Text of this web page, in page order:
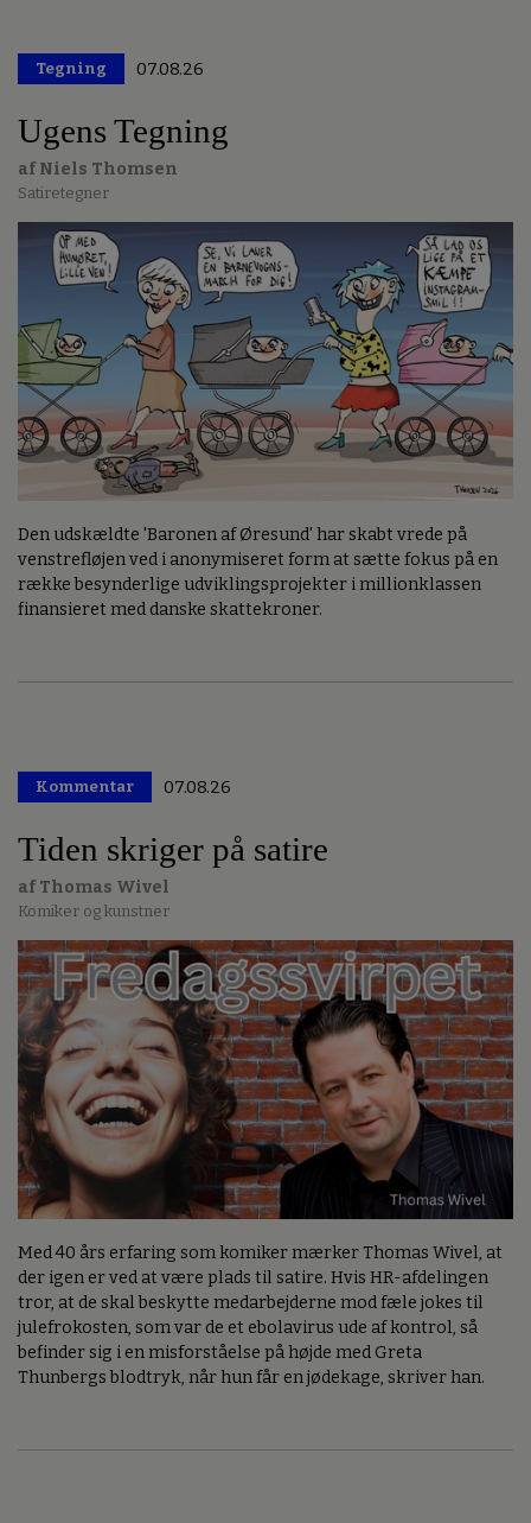
Tegning 07.08.26
Ugens Tegning
af Niels Thomsen
Satiretegner
Den udskældte 'Baronen af Øresund' har skabt vrede på
venstrefløjen ved i anonymiseret form at sætte fokus på en
række besynderlige udviklingsprojekter i millionklassen
finansieret med danske skattekroner.
Kommentar 07.08.26
Tiden skriger på satire
af Thomas Wivel
Komiker og kunstner
Med 40 års erfaring som komiker mærker Thomas Wivel, at
der igen er ved at være plads til satire. Hvis HR-afdelingen
tror, at de skal beskytte medarbejderne mod fæle jokes til
julefrokosten, som var de et ebolavirus ude af kontrol, så
befinder sig i en misforståelse på højde med Greta
Thunbergs blodtryk, når hun får en jødekage, skriver han.